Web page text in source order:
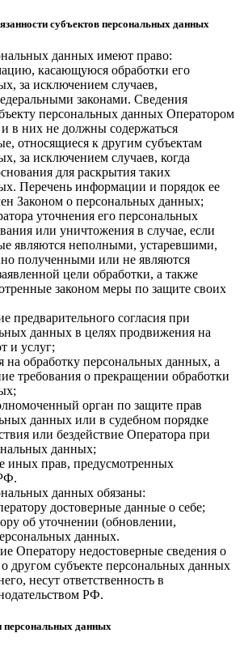
субъектов персональных данных
данных имеют право:
касающуюся обработки его
за исключением случаев,
законами. Сведения
персональных данных Оператором
в них не должны содержаться
относящиеся к другим субъектам
за исключением случаев, когда
для раскрытия таких
Перечень информации и порядок ее
Законом о персональных данных;
уточнения его персональных
или уничтожения в случае, если
являются неполными, устаревшими,
полученными или не являются
цели обработки, а также
законом меры по защите своих
предварительного согласия при
данных в целях продвижения на
и услуг;
на обработку персональных данных, а
требования о прекращении обработки
орган по защите прав
данных или в судебном порядке
или бездействие Оператора при
данных;
иных прав, предусмотренных
данных обязаны:
достоверные данные о себе;
об уточнении (обновлении,
данных.
Оператору недостоверные сведения о
другом субъекте персональных данных
несут ответственность в
РФ.
данных